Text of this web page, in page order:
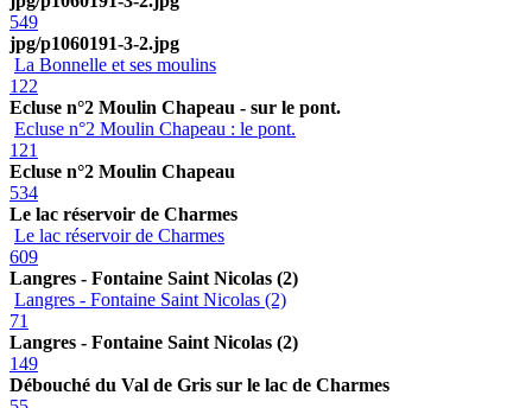
549
jpg/p1060191-3-2.jpg
La Bonnelle et ses moulins
122
Ecluse n°2 Moulin Chapeau - sur le pont.
Ecluse n°2 Moulin Chapeau : le pont.
121
Ecluse n°2 Moulin Chapeau
534
Le lac réservoir de Charmes
Le lac réservoir de Charmes
609
Langres - Fontaine Saint Nicolas (2)
Langres - Fontaine Saint Nicolas (2)
71
Langres - Fontaine Saint Nicolas (2)
149
Débouché du Val de Gris sur le lac de Charmes